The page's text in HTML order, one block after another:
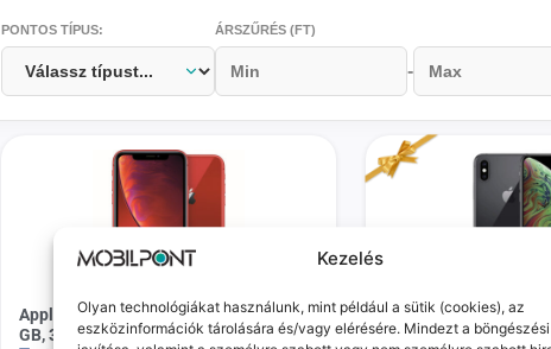
Kezelés
Olyan technológiákat használunk, mint például a sütik (cookies), az
eszközinformációk tárolására és/vagy elérésére. Mindezt a
PONTOS TÍPUS: ÁRSZŰRÉS (FT)
-
Apple iPhone XR (kiváló, független, 64
GB, 3 GB RAM, Piros)
Apple iPhone XS
GB, 4 GB RAM,